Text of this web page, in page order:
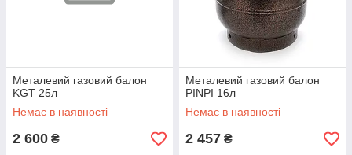
Металевий газовий балон
KGT 25л
Немає в наявності
2 600 ₴
Металевий газовий балон
PINPI 16л
Немає в наявності
2 457 ₴